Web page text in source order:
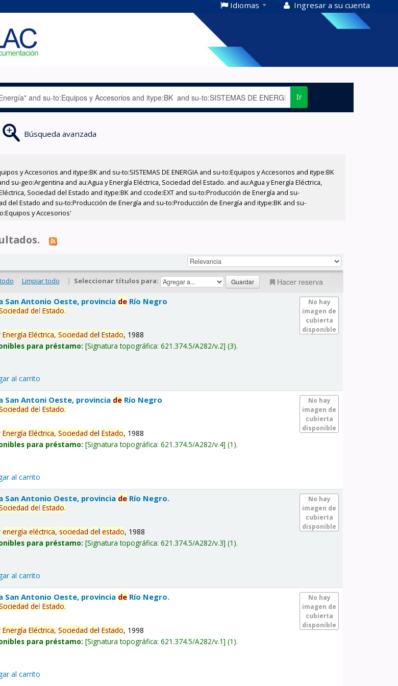
Idiomas Ingresar a su cuenta
Ir
Búsqueda avanzada
y Accesorios and itype:BK and su-to:SISTEMAS DE ENERGIA and su-to:Equipos y Accesorios and itype:BK
su-geo:Argentina and au:Agua y Energía Eléctrica, Sociedad del Estado. and au:Agua y Energía Eléctrica,
Sociedad del Estado and itype:BK and ccode:EXT and su-to:Producción de Energía and su-
del Estado and su-to:Producción de Energía and su-to:Producción de Energía and itype:BK and su-
y Accesorios'
Limpiar todo | Seleccionar títulos para: Hacer reserva
No hay
imagen de
cubierta
disponible
Antonio Oeste, provincia de Río Negro
delEstado.
Energía Eléctrica, Sociedad delEstado, 1988
para préstamo: Signatura topográfica:621.374.5/A282/v.2 (3).
al carrito
No hay
imagen de
cubierta
disponible
Antoni Oeste, provincia de Río Negro
delEstado.
Energía Eléctrica, Sociedad delEstado, 1988
para préstamo: Signatura topográfica:621.374.5/A282/v.4 (1).
al carrito
No hay
imagen de
cubierta
disponible
Antonio Oeste, provincia de Río Negro.
delEstado.
energía eléctrica, sociedad delestado, 1988
para préstamo: Signatura topográfica:621.374.5/A282/v.3 (1).
al carrito
No hay
imagen de
cubierta
disponible
Antonio Oeste, provincia de Río Negro.
delEstado.
Energía Eléctrica, Sociedad delEstado, 1998
para préstamo: Signatura topográfica:621.374.5/A282/v.1 (1).
al carrito